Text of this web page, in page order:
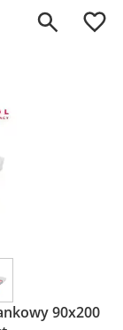
0
90x200